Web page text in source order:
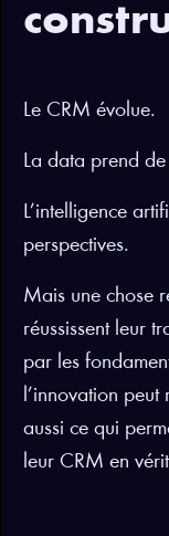
Le CRM évolue.
La data prend
L’intelligence
perspectives.
Mais une chose
réussissent leur
par les
l’innovation peut
aussi ce qui
leur CRM en